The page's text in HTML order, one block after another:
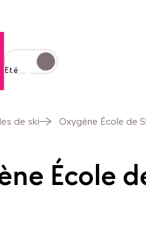
Basculer l'affichage en
Eté
de ski Oxygène École de
École